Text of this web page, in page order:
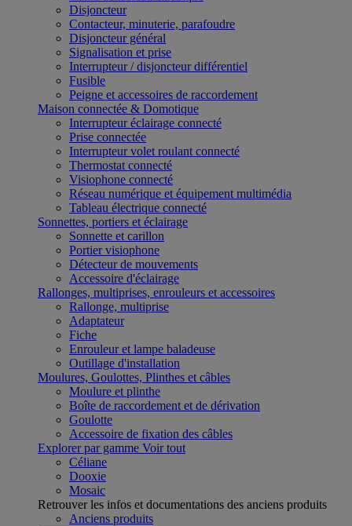
Disjoncteur
Contacteur, minuterie, parafoudre
Disjoncteur général
Signalisation et prise
Interrupteur / disjoncteur différentiel
Fusible
Peigne et accessoires de raccordement
Maison connectée & Domotique
Interrupteur éclairage connecté
Prise connectée
Interrupteur volet roulant connecté
Thermostat connecté
Visiophone connecté
Réseau numérique et équipement multimédia
Tableau électrique connecté
Sonnettes, portiers et éclairage
Sonnette et carillon
Portier visiophone
Détecteur de mouvements
Accessoire d'éclairage
Rallonges, multiprises, enrouleurs et accessoires
Rallonge, multiprise
Adaptateur
Fiche
Enrouleur et lampe baladeuse
Outillage d'installation
Moulures, Goulottes, Plinthes et câbles
Moulure et plinthe
Boîte de raccordement et de dérivation
Goulotte
Accessoire de fixation des câbles
Explorer par gamme Voir tout
Céliane
Dooxie
Mosaic
Retrouver les infos et documentations des anciens produits
Anciens produits